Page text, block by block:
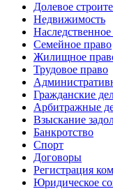
Долевое
Недвижимость
Семейное право
Жилищное
Трудовое право
Гражданские
Арбитражные
Взыскание
Банкротство
Спорт
Договоры
Регистрация
Юридическое